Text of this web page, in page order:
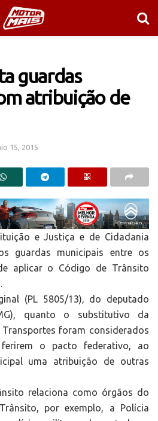
guardas
atribuição de
15, 2015
e Justiça e de Cidadania
guardas municipais entre os
aplicar o Código de Trânsito
(PL 5805/13), do deputado
quanto o substitutivo da
foram considerados
o pacto federativo, ao
uma atribuição de outras
relaciona como órgãos do
por exemplo, a Polícia